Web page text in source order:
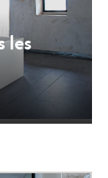
les